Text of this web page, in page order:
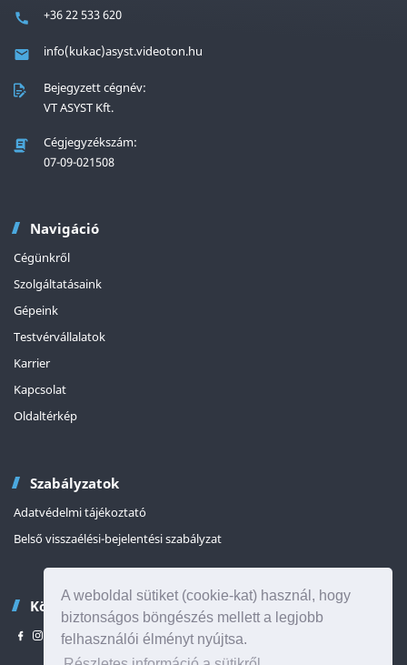
A weboldal sütiket (cookie-kat) használ, hogy
biztonságos böngészés mellett a legjobb
felhasználói élményt nyújtsa.
+36 22 533 620
info(kukac)asyst.videoton.hu
Bejegyzett cégnév:
VT ASYST Kft.
Cégjegyzékszám:
07-09-021508
Navigáció
Cégünkről
Szolgáltatásaink
Gépeink
Testvérvállalatok
Karrier
Kapcsolat
Oldaltérkép
Szabályzatok
Adatvédelmi tájékoztató
Belső visszaélési-bejelentési szabályzat
Kövessen minket